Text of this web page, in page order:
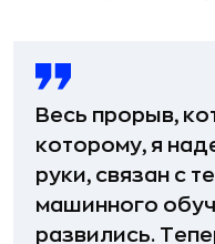
Весь прорыв,
которому, я
руки, связан с
машинного
развились.